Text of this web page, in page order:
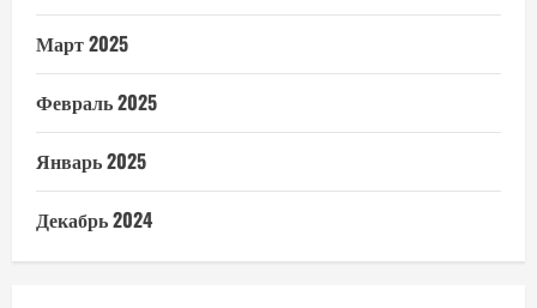
Март 2025
Февраль 2025
Январь 2025
Декабрь 2024